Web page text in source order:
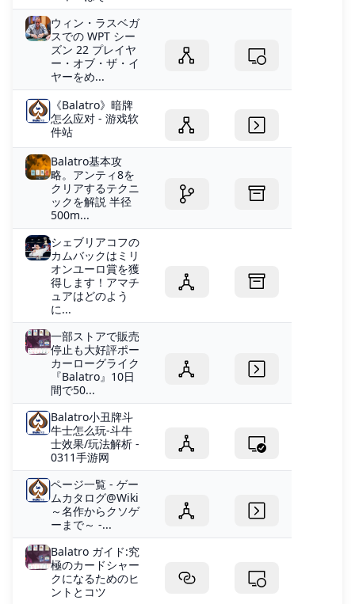
ウィン・ラスベガ
スでの WPT シー
ズン 22 プレイヤ
ー・オブ・ザ・イ
ヤーをめ...
《Balatro》暗牌
怎么应对 - 游戏软
件站
Balatro基本攻
略。アンティ8を
クリアするテクニ
ックを解説 半径
500m...
シェブリアコフの
カムバックはミリ
オンユーロ賞を獲
得します！アマチ
ュアはどのよう
に...
一部ストアで販売
停止も大好評ポー
カーローグライク
『Balatro』10日
間で50...
Balatro小丑牌斗
牛士怎么玩-斗牛
士效果/玩法解析 -
0311手游网
ページ一覧 - ゲー
ムカタログ@Wiki
～名作からクソゲ
ーまで～ -...
Balatro ガイド:究
極のカードシャー
クになるためのヒ
ントとコツ